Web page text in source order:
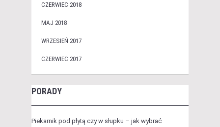
CZERWIEC 2018
MAJ 2018
WRZESIEŃ 2017
CZERWIEC 2017
PORADY
Piekarnik pod płytą czy w słupku – jak wybrać